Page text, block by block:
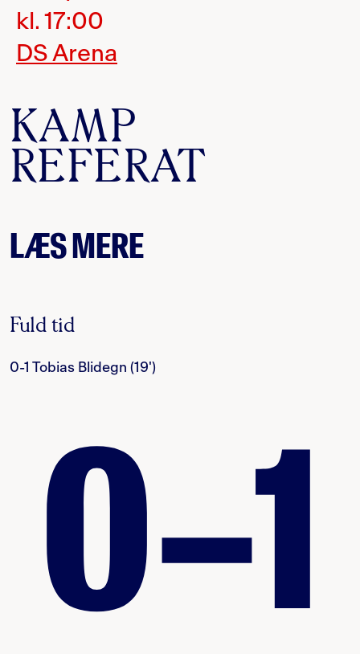
kl. 17:00
DS Arena
KAMP
REFERAT
LÆS MERE
Fuld tid
0-1 Tobias Blidegn (19')
0–1